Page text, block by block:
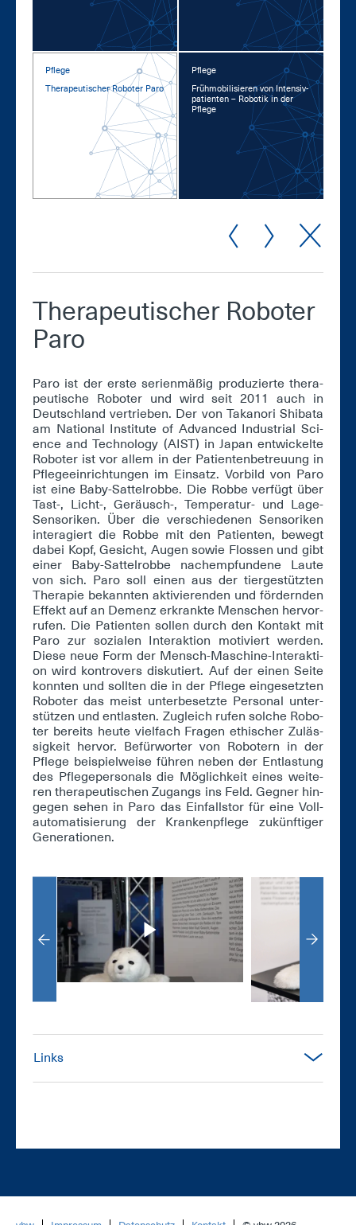
Pflege
The­ra­peu­ti­scher Ro­bo­ter Pa­ro
Pflege
Früh­mo­bi­li­sie­ren von In­ten­siv­
pa­ti­en­ten – Ro­bo­tik in der
Pfle­ge
The­ra­peu­ti­scher Ro­bo­ter
Pa­ro
Pa­ro ist der ers­te se­ri­en­mä­ßig pro­du­zier­te the­ra­
peu­ti­sche Ro­bo­ter und wird seit 2011 auch in
Deutsch­land ver­trie­ben. Der von Takan­o­ri Shi­ba­ta
am Na­tio­nal In­sti­tu­te of Ad­van­ced In­dus­tri­al Sci­
ence and Tech­no­lo­gy (AIST) in Ja­pan ent­wi­ckel­te
Ro­bo­ter ist vor al­lem in der Pa­ti­en­ten­be­treu­ung in
Pfle­ge­ein­rich­tun­gen im Ein­satz. Vor­bild von Pa­ro
ist ei­ne Ba­by-Sat­tel­rob­be. Die Rob­be ver­fügt über
Tast-, Licht-, Ge­räusch-, Tem­pe­ra­tur- und La­ge-
Sen­so­ri­ken. Über die ver­schie­de­nen Sen­so­ri­ken
in­ter­agiert die Rob­be mit den Pa­ti­en­ten, be­wegt
da­bei Kopf, Ge­sicht, Au­gen so­wie Flos­sen und gibt
ei­ner Ba­by-Sat­tel­rob­be nach­emp­fun­de­ne Lau­te
von sich. Pa­ro soll ei­nen aus der tier­ge­stütz­ten
The­ra­pie be­kann­ten ak­ti­vie­ren­den und för­dern­den
Ef­fekt auf an De­menz er­krank­te Men­schen her­vor­
ru­fen. Die Pa­ti­en­ten sol­len durch den Kon­takt mit
Pa­ro zur so­zia­len In­ter­ak­ti­on mo­ti­viert wer­den.
Die­se neue Form der Mensch-Ma­schi­ne-In­ter­ak­ti­
on wird kon­tro­vers dis­ku­tiert. Auf der ei­nen Sei­te
konn­ten und soll­ten die in der Pfle­ge ein­ge­setz­ten
Ro­bo­ter das meist un­ter­be­setz­te Per­so­nal un­ter­
stüt­zen und ent­las­ten. Zu­gleich ru­fen sol­che Ro­bo­
ter be­reits heu­te viel­fach Fra­gen ethi­scher Zu­läs­
sig­keit her­vor. Be­für­wor­ter von Ro­bo­tern in der
Pfle­ge bei­spiel­wei­se füh­ren ne­ben der Ent­las­tung
des Pfle­ge­per­so­nals die Mög­lich­keit ei­nes wei­te­
ren the­ra­peu­ti­schen Zu­gangs ins Feld. Geg­ner hin­
ge­gen se­hen in Pa­ro das Ein­falls­tor für ei­ne Voll­
au­to­ma­ti­sie­rung der Kran­ken­pfle­ge zu­künf­ti­ger
Ge­ne­ra­tio­nen.
Links